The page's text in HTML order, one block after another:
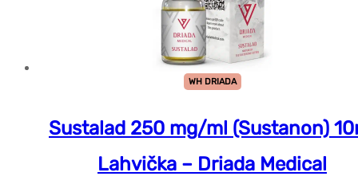
WH DRIADA
Sustalad 250 mg/ml (Sustanon)
Lahvička – Driada Medical